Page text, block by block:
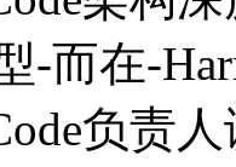
-而在-
负责